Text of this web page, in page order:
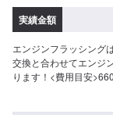
実績金額
エンジンフラッシング
交換と合わせてエンジ
ります！<費用目安